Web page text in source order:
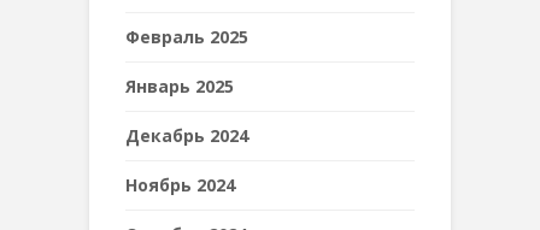
Февраль 2025
Январь 2025
Декабрь 2024
Ноябрь 2024